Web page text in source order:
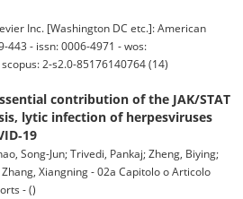
Inc. [Washington DC etc.]: American
443 - issn: 0006-4971 - wos:
2-s2.0-85176140764 (14)
contribution of the JAK/STAT
lytic infection of herpesviruses
Song-Jun; Trivedi, Pankaj; Zheng, Biying;
Xiangning - 02a Capitolo o Articolo
- ()